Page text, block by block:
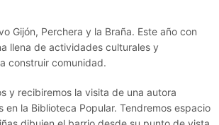
Gijón, Perchera y la Braña. Este año con
llena de actividades culturales y
construir comunidad.
y recibiremos la visita de una autora
la Biblioteca Popular. Tendremos espacio